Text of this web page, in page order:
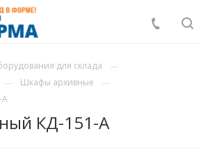
для склада
Шкафы архивные
А
КД-151-А